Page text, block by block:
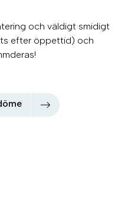
och väldigt smidigt
efter öppettid) och